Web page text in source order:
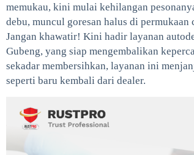
memukau, kini mulai kehilangan
debu, muncul goresan halus di
Jangan khawatir! Kini hadir layanan
Gubeng, yang siap mengembalikan
sekadar membersihkan, layanan ini
seperti baru kembali dari dealer.